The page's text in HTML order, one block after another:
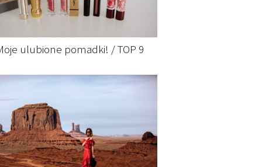
ulubione pomadki! / TOP 9